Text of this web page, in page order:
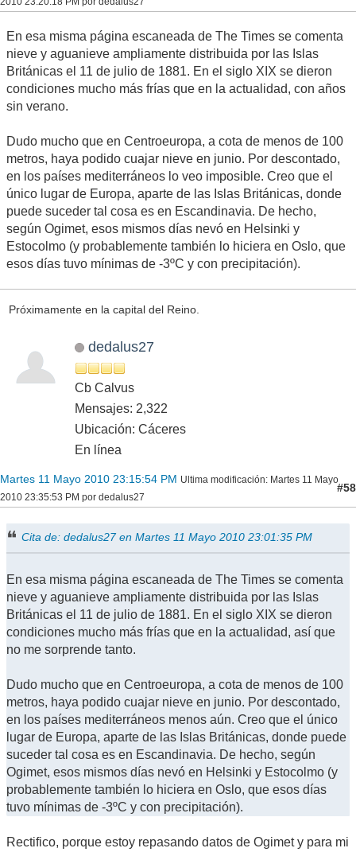
En esa misma página escaneada de The Times se comenta
nieve y aguanieve ampliamente distribuida por las Islas
Británicas el 11 de julio de 1881. En el siglo XIX se dieron
condiciones mucho más frías que en la actualidad, con años
sin verano.
Dudo mucho que en Centroeuropa, a cota de menos de 100
metros, haya podido cuajar nieve en junio. Por descontado,
en los países mediterráneos lo veo imposible. Creo que el
único lugar de Europa, aparte de las Islas Británicas, donde
puede suceder tal cosa es en Escandinavia. De hecho,
según Ogimet, esos mismos días nevó en Helsinki y
Estocolmo (y probablemente también lo hiciera en Oslo, que
esos días tuvo mínimas de -3ºC y con precipitación).
Próximamente en la capital del Reino.
dedalus27
Cb Calvus
Mensajes: 2,322
Ubicación: Cáceres
En línea
Martes 11 Mayo 2010 23:15:54 PM Ultima modificación: Martes 11 Mayo
2010 23:35:53 PM por dedalus27
#58
Cita de: dedalus27 en Martes 11 Mayo 2010 23:01:35 PM
En esa misma página escaneada de The Times se comenta
nieve y aguanieve ampliamente distribuida por las Islas
Británicas el 11 de julio de 1881. En el siglo XIX se dieron
condiciones mucho más frías que en la actualidad, así que
no me sorprende tanto.
Dudo mucho que en Centroeuropa, a cota de menos de 100
metros, haya podido cuajar nieve en junio. Por descontado,
en los países mediterráneos menos aún. Creo que el único
lugar de Europa, aparte de las Islas Británicas, donde puede
suceder tal cosa es en Escandinavia. De hecho, según
Ogimet, esos mismos días nevó en Helsinki y Estocolmo (y
probablemente también lo hiciera en Oslo, que esos días
tuvo mínimas de -3ºC y con precipitación).
Rectifico, porque estoy repasando datos de Ogimet y para mi